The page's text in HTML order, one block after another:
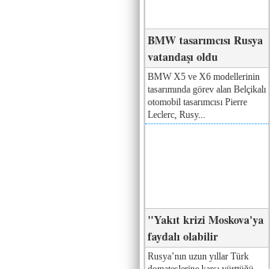
BMW tasarımcısı Rusya
vatandaşı oldu
BMW X5 ve X6 modellerinin
tasarımında görev alan Belçikalı
otomobil tasarımcısı Pierre
Leclerc, Rusy...
"Yakıt krizi Moskova'ya
faydalı olabilir
Rusya’nın uzun yıllar Türk